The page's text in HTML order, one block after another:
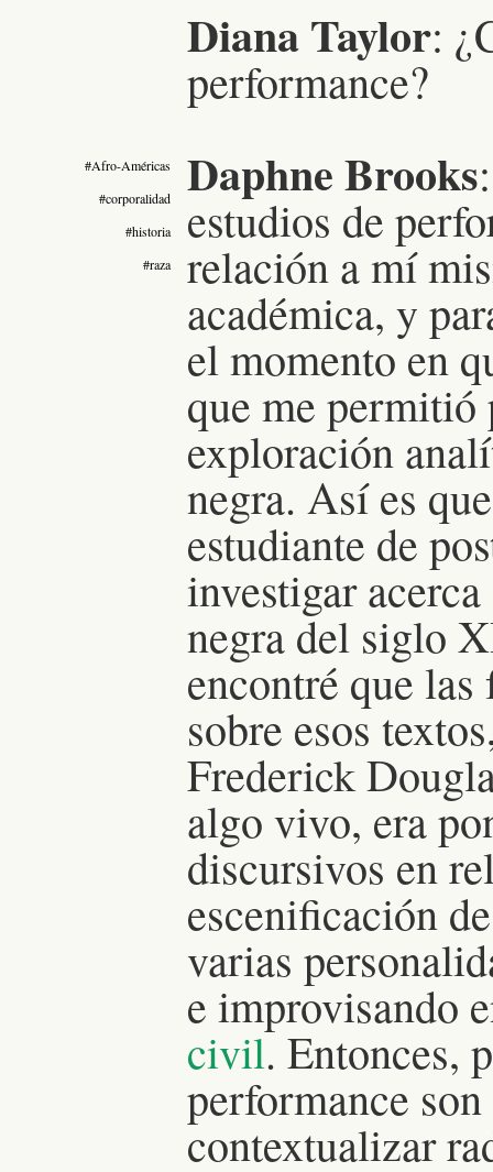
Diana Taylor:
performance?
#Afro-Américas
#corporalidad
#historia
#raza
Daphne Brooks
estudios de
relación a mí
académica, y
el momento en
que me permitió
exploración
negra. Así es
estudiante de
investigar
negra del siglo
encontré que
sobre esos
Frederick
algo vivo, era
discursivos en
escenificación
varias
e improvisando
civil. Entonces,
performance
contextualizar